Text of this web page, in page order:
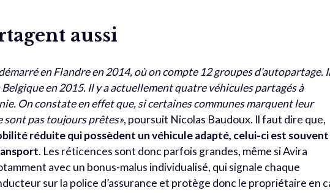
aussi
en Flandre en 2014, où on compte 12 groupes d’autopartage.
en 2015. Il y a actuellement quatre véhicules partagés à
On constate en effet que, si certaines communes marquent leur
pas toujours prêtes», poursuit Nicolas Baudoux. Il faut dire que,
réduite qui possèdent un véhicule adapté, celui-ci est souvent
. Les réticences sont donc parfois grandes, même si Avira
avec un bonus-malus individualisé, qui signale chaque
sur la police d’assurance et protège donc le propriétaire en